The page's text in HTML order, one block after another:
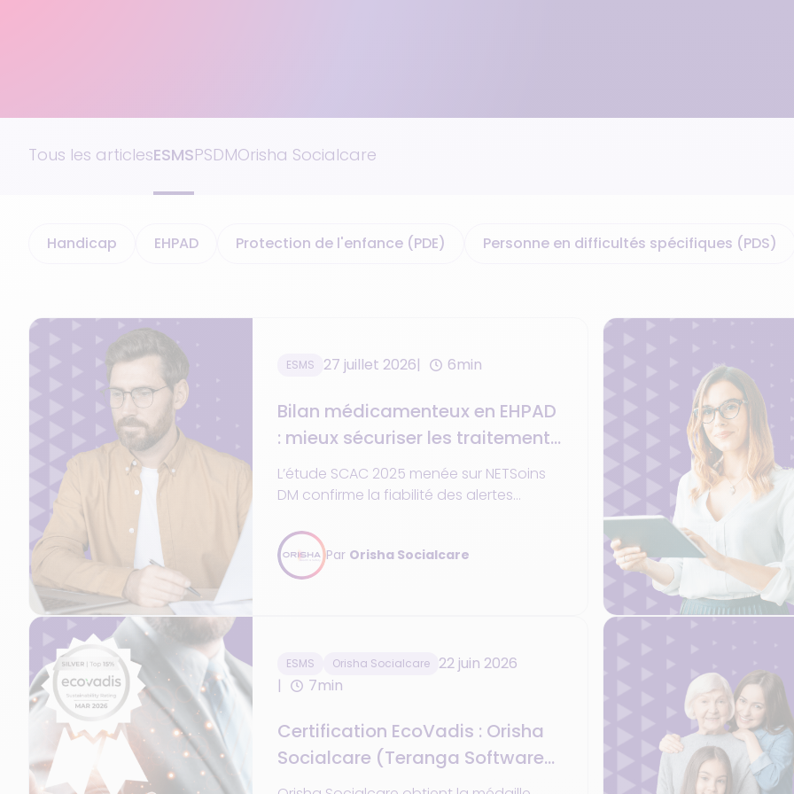
Tous les articlesESMSPSDMOrisha Socialcare
Handicap EHPAD Protection de l'enfance (PDE) Personne en difficultés spécifiques (PDS)
ESMS 27 juillet 2026 6min
Bilan médicamenteux en EHPAD
: mieux sécuriser les traitements
avec NETSoins
L’étude SCAC 2025 menée sur NETSoins
DM confirme la fiabilité des alertes
jugées pertinentes.
Par Orisha Socialcare
ESMS Orisha Socialcare
22 juin 2026
7min
Certification EcoVadis : Orisha
Socialcare (Teranga Software)
récompensé pour son